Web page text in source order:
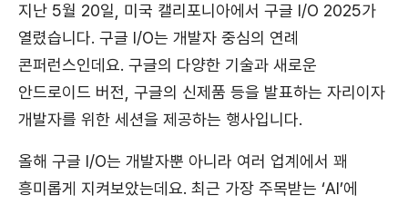
지난 5월 20일, 미국 캘리포니아에서 구글 I/O 2025가
열렸습니다. 구글 I/O는 개발자 중심의 연례
콘퍼런스인데요. 구글의 다양한 기술과 새로운
안드로이드 버전, 구글의 신제품 등을 발표하는 자리이자
개발자를 위한 세션을 제공하는 행사입니다.
올해 구글 I/O는 개발자뿐 아니라 여러 업계에서 꽤
흥미롭게 지켜보았는데요. 최근 가장 주목받는 ‘AI’에